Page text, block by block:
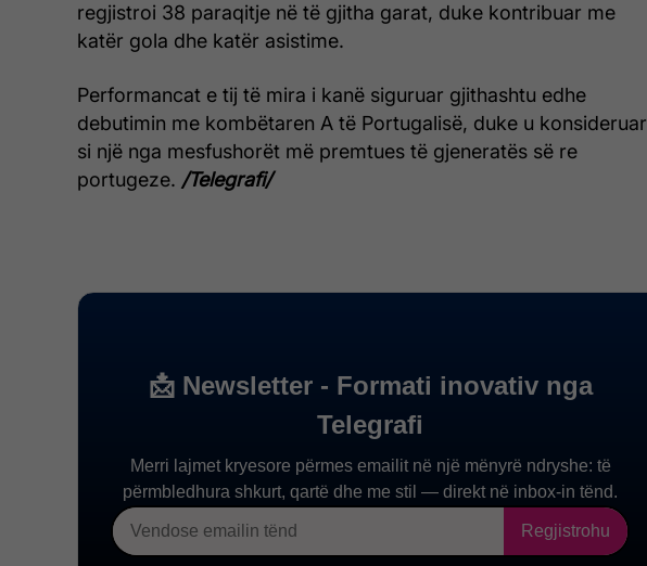
regjistroi 38 paraqitje në të gjitha garat, duke kontribuar me
katër gola dhe katër asistime.
Performancat e tij të mira i kanë siguruar gjithashtu edhe
debutimin me kombëtaren A të Portugalisë, duke u konsideruar
si një nga mesfushorët më premtues të gjeneratës së re
portugeze. /Telegrafi/